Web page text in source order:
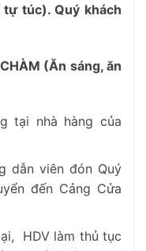
túc). Quý khách
(Ăn sáng, ăn
tại nhà hàng của
dẫn viên đón Quý
đến Cảng Cửa
HDV làm thủ tục